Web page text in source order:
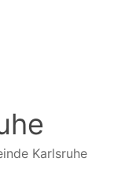
Karlsruhe